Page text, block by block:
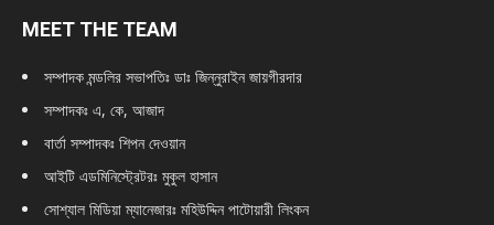
MEET THE TEAM
সম্পাদক মন্ডলির সভাপতিঃ ডাঃ জিন্নুরাইন জায়গীরদার
সম্পাদকঃ এ, কে, আজাদ
বার্তা সম্পাদকঃ শিপন দেওয়ান
আইটি এডমিনিস্ট্রেটরঃ মুকুল হাসান
সোশ্যাল মিডিয়া ম্যানেজারঃ মহিউদ্দিন পাটোয়ারী লিংকন